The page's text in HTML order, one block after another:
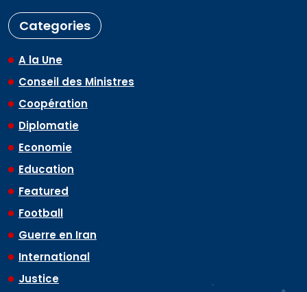
Categories
A la Une
Conseil des Ministres
Coopération
Diplomatie
Economie
Education
Featured
Football
Guerre en Iran
International
Justice